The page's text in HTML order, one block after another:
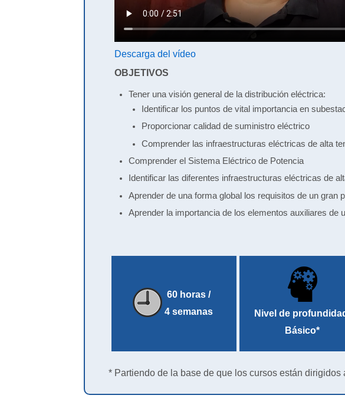
Descarga del vídeo
OBJETIVOS
Tener una visión general de la distribución eléctrica:
Identificar los puntos de vital importancia en
Proporcionar calidad de suministro eléctrico
Comprender las infraestructuras eléctricas de alta
Comprender el Sistema Eléctrico de Potencia
Identificar las diferentes infraestructuras eléctricas de
Aprender de una forma global los requisitos de un gran
Aprender la importancia de los elementos auxiliares de
60 horas /
4 semanas
Nivel de
Básico*
* Partiendo de la base de que los cursos están